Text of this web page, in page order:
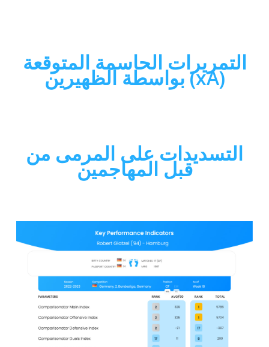
التمريرات الحاسمة المتوقعة
(xA) بواسطة الظهيرين
التسديدات على المرمى من
قبل المهاجمين